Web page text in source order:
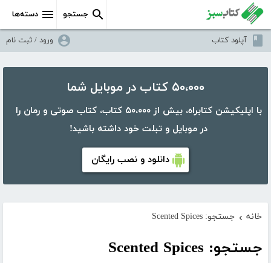
دسته‌ها جستجو
آپلود کتاب ورود / ثبت نام
۵۰،۰۰۰ کتاب در موبایل شما
با اپلیکیشن کتابراه، بیش از ۵۰،۰۰۰ کتاب، کتاب صوتی و رمان را
در موبایل و تبلت خود داشته باشید!
دانلود و نصب رایگان
خانه › جستجو: Scented Spices
جستجو: Scented Spices